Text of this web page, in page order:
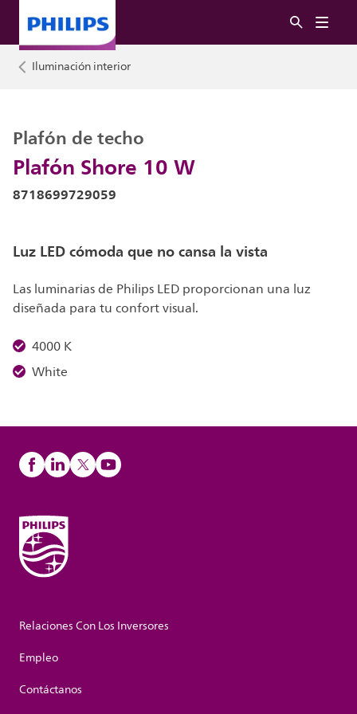
Iluminación interior
Plafón Shore 10 W
Plafón de techo
8718699729059
Luz LED cómoda que no cansa la vista
Las luminarias de Philips LED proporcionan una luz
diseñada para tu confort visual.
4000 K
White
Relaciones Con Los Inversores
Empleo
Contáctanos